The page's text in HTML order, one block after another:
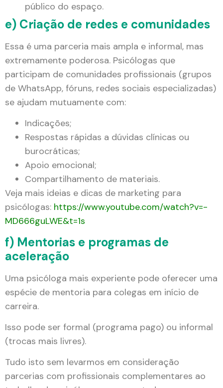
público do espaço.
e) Criação de redes e comunidades
Essa é uma parceria mais ampla e informal, mas
extremamente poderosa. Psicólogas que
participam de comunidades profissionais (grupos
de WhatsApp, fóruns, redes sociais especializadas)
se ajudam mutuamente com:
Indicações;
Respostas rápidas a dúvidas clínicas ou
burocráticas;
Apoio emocional;
Compartilhamento de materiais.
Veja mais ideias e dicas de marketing para
psicólogas: https://www.youtube.com/watch?v=-
MD666guLWE&t=1s
f) Mentorias e programas de
aceleração
Uma psicóloga mais experiente pode oferecer uma
espécie de mentoria para colegas em início de
carreira.
Isso pode ser formal (programa pago) ou informal
(trocas mais livres).
Tudo isto sem levarmos em consideração
parcerias com profissionais complementares ao